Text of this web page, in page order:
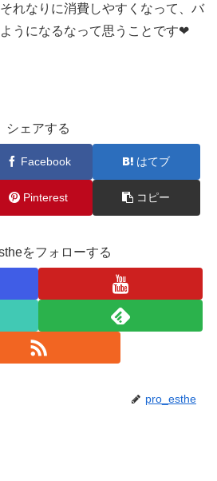
れなりに消費しやすくなって、バ
うになるなって思うことです❤
シェアする
Facebook はてブ
Pinterest コピー
をフォローする
pro_esthe